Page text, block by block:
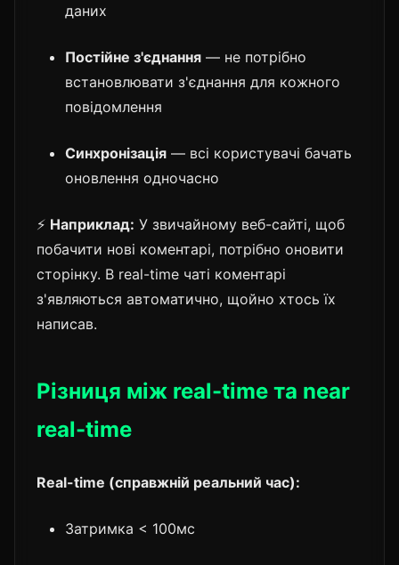
даних
Постійне з'єднання — не потрібно
встановлювати з'єднання для кожного
повідомлення
Синхронізація — всі користувачі бачать
оновлення одночасно
⚡ Наприклад: У звичайному веб-сайті, щоб
побачити нові коментарі, потрібно оновити
сторінку. В real-time чаті коментарі
з'являються автоматично, щойно хтось їх
написав.
Різниця між real-time та near
real-time
Real-time (справжній реальний час):
Затримка < 100мс